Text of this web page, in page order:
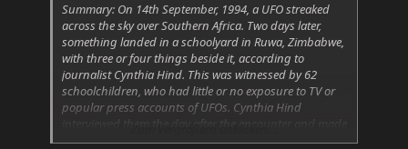
Summary: On 14th September, 1994, a UFO streaked
across the sky over Southern Africa. Two days later,
something landed in a schoolyard in Ruwa, Zimbabwe,
with three or four things beside it, according to
journalist Cynthia Hind. This was witnessed by 62
schoolchildren, who had little or no exposure to TV or
popular press accounts of UFOs. Cynthia Hind
interviewed them the day after the encounter and made
them draw pictures of what they had seen.